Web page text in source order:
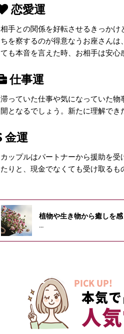
恋愛運
相手との関係を好転させるきっか
ちを察するのが得意なうお座さん
ても本音を言えた時、お相手は安心
仕事運
滞っていた仕事や気になっていた
開となるでしょう。新たに理解でき
金運
カップルはパートナーから援助を
たりと、現金でなくても受け取るも
植物や生き物から癒しを
...
PICK UP!
本気
人